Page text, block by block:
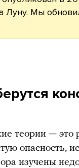
Луну. Мы
теории —
опасность,
изучены